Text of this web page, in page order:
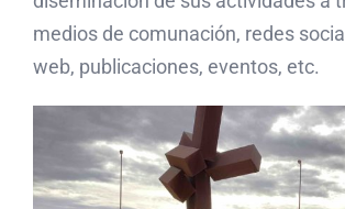
medios de comunación, redes
web, publicaciones, eventos, etc.